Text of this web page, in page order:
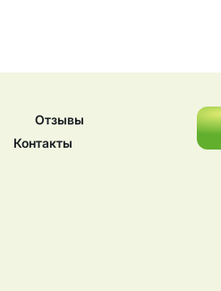
Отзывы
Контакты